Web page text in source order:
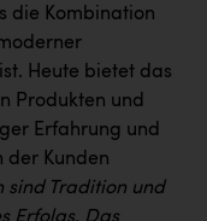
die Kombination
Heute bietet das
Produkten und
Erfahrung und
der Kunden
sind Tradition und
Erfolgs. Das